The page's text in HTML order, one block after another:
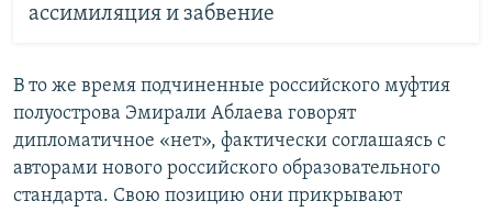
ассимиляция и забвение
В то же время подчиненные российского муфтия
полуострова Эмирали Аблаева говорят
дипломатичное «нет», фактически соглашаясь с
авторами нового российского образовательного
стандарта. Свою позицию они прикрывают